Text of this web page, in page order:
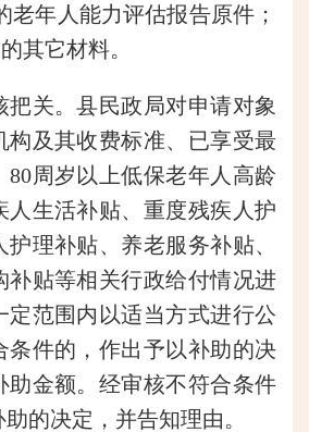
老年人能力评估报告原件；
其它材料。
关。县民政局对申请对象
构及其收费标准、已享受最
80周岁以上低保老年人高龄
人生活补贴、重度残疾人护
理补贴、养老服务补贴、
补贴等相关行政给付情况进
定范围内以适当方式进行公
条件的，作出予以补助的决
助金额。经审核不符合条件
的决定，并告知理由。